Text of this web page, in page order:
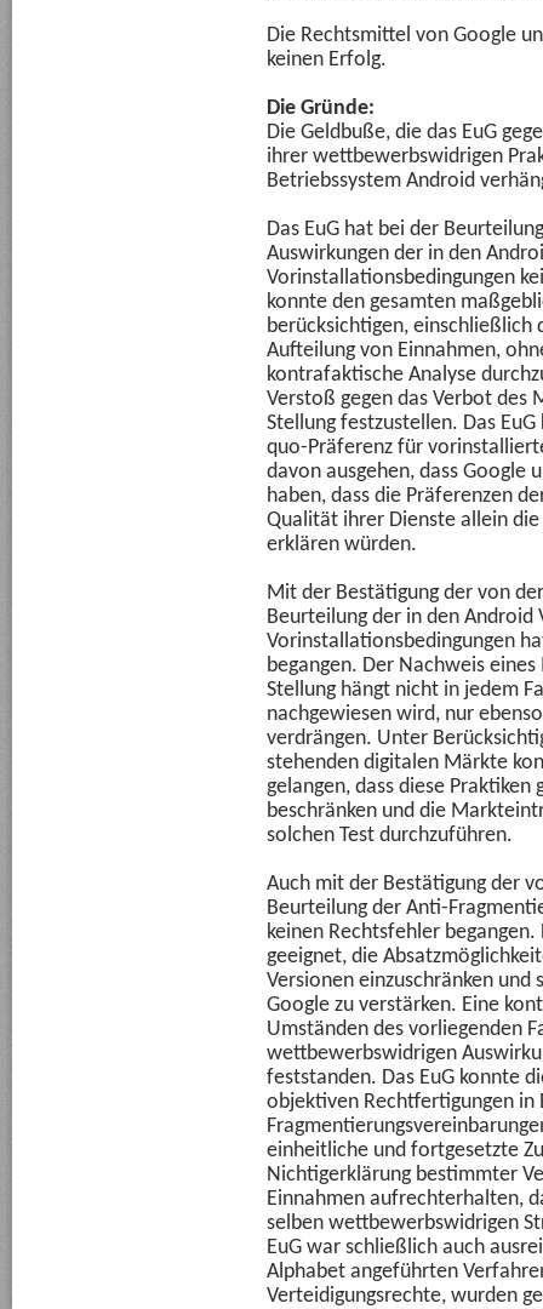
Die Rechtsmittel von Google
keinen Erfolg.
Die Gründe:
Die Geldbuße, die das EuG
ihrer wettbewerbswidrigen
Betriebssystem Android
Das EuG hat bei der
Auswirkungen der in den
Vorinstallationsbedingungen
konnte den gesamten
berücksichtigen, einschließlich
Aufteilung von Einnahmen,
kontrafaktische Analyse
Verstoß gegen das Verbot des
Stellung festzustellen. Das
quo-Präferenz für
davon ausgehen, dass Google
haben, dass die Präferenzen
Qualität ihrer Dienste allein
erklären würden.
Mit der Bestätigung der von
Beurteilung der in den Android
Vorinstallationsbedingungen
begangen. Der Nachweis
Stellung hängt nicht in jedem
nachgewiesen wird, nur
verdrängen. Unter
stehenden digitalen Märkte
gelangen, dass diese
beschränken und die
solchen Test durchzuführen.
Auch mit der Bestätigung der
Beurteilung der Anti-
keinen Rechtsfehler
geeignet, die
Versionen einzuschränken
Google zu verstärken. Eine
Umständen des vorliegenden
wettbewerbswidrigen
feststanden. Das EuG konnte
objektiven Rechtfertigungen in
einheitliche und fortgesetzte
Nichtigerklärung bestimmter
Einnahmen aufrechterhalten,
selben wettbewerbswidrigen
EuG war schließlich auch
Alphabet angeführten
Verteidigungsrechte, wurden